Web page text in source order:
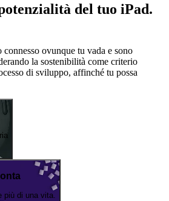
del tuo iPad.
ovunque tu vada e sono
la sostenibilità come criterio
di sviluppo, affinché tu possa
più di una vita.